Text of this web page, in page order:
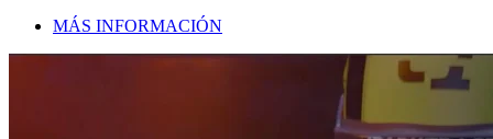
MÁS INFORMACIÓN